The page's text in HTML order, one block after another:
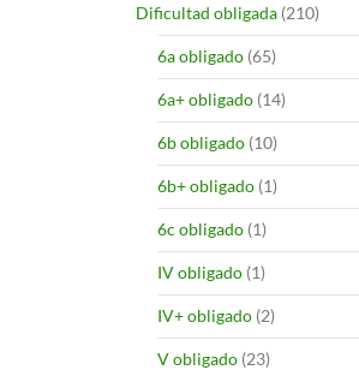
Dificultad obligada (210)
6a obligado (65)
6a+ obligado (14)
6b obligado (10)
6b+ obligado (1)
6c obligado (1)
IV obligado (1)
IV+ obligado (2)
V obligado (23)